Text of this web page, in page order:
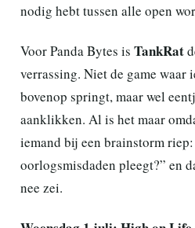
nodig hebt tussen alle open
Voor Panda Bytes is TankRat
verrassing. Niet de game waar
bovenop springt, maar wel
aanklikken. Al is het maar
iemand bij een brainstorm
oorlogsmisdaden pleegt?” en
nee zei.